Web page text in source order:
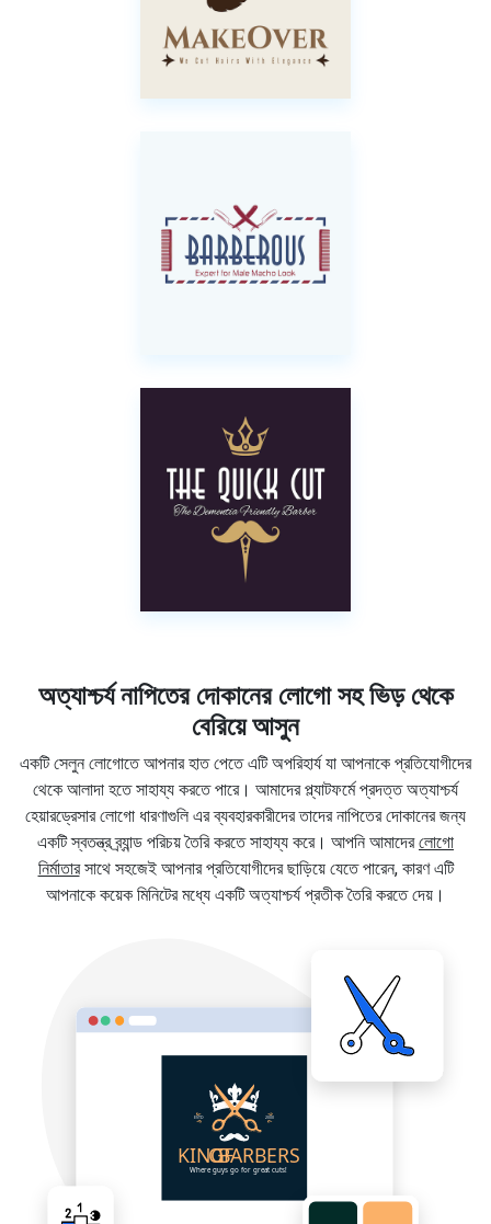
অত্যাশ্চর্য নাপিতের দোকানের লোগো সহ ভিড় থেকে
বেরিয়ে আসুন
একটি সেলুন লোগোতে আপনার হাত পেতে এটি অপরিহার্য যা আপনাকে প্রতিযোগীদের
থেকে আলাদা হতে সাহায্য করতে পারে। আমাদের প্ল্যাটফর্মে প্রদত্ত অত্যাশ্চর্য
হেয়ারড্রেসার লোগো ধারণাগুলি এর ব্যবহারকারীদের তাদের নাপিতের দোকানের জন্য
একটি স্বতন্ত্র ব্র্যান্ড পরিচয় তৈরি করতে সাহায্য করে। আপনি আমাদেরলোগো
নির্মাতারসাথে সহজেই আপনার প্রতিযোগীদের ছাড়িয়ে যেতে পারেন, কারণ এটি
আপনাকে কয়েক মিনিটের মধ্যে একটি অত্যাশ্চর্য প্রতীক তৈরি করতে দেয়।